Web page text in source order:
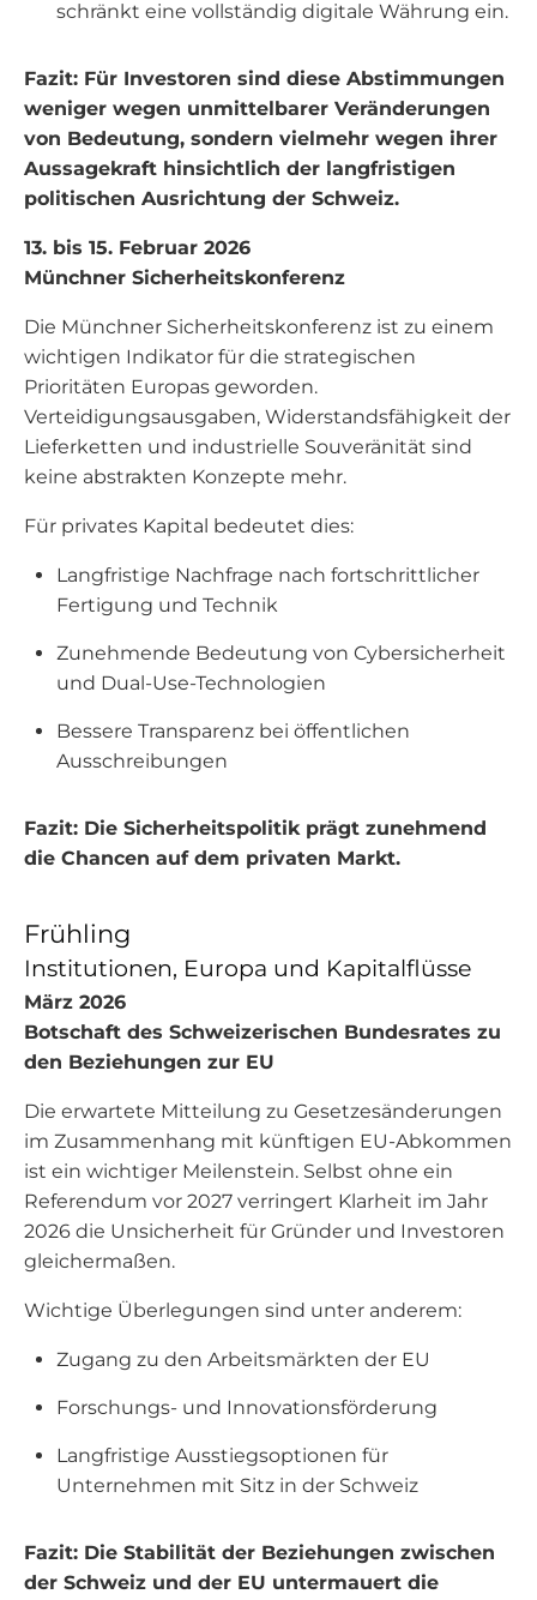
schränkt eine vollständig digitale Währung ein.
Fazit: Für Investoren sind diese Abstimmungen
weniger wegen unmittelbarer Veränderungen
von Bedeutung, sondern vielmehr wegen ihrer
Aussagekraft hinsichtlich der langfristigen
politischen Ausrichtung der Schweiz.
13. bis 15. Februar 2026
Münchner Sicherheitskonferenz
Die Münchner Sicherheitskonferenz ist zu einem
wichtigen Indikator für die strategischen
Prioritäten Europas geworden.
Verteidigungsausgaben, Widerstandsfähigkeit der
Lieferketten und industrielle Souveränität sind
keine abstrakten Konzepte mehr.
Für privates Kapital bedeutet dies:
Langfristige Nachfrage nach fortschrittlicher
Fertigung und Technik
Zunehmende Bedeutung von Cybersicherheit
und Dual-Use-Technologien
Bessere Transparenz bei öffentlichen
Ausschreibungen
Fazit: Die Sicherheitspolitik prägt zunehmend
die Chancen auf dem privaten Markt.
Frühling
Institutionen, Europa und Kapitalflüsse
März 2026
Botschaft des Schweizerischen Bundesrates zu
den Beziehungen zur EU
Die erwartete Mitteilung zu Gesetzesänderungen
im Zusammenhang mit künftigen EU-Abkommen
ist ein wichtiger Meilenstein. Selbst ohne ein
Referendum vor 2027 verringert Klarheit im Jahr
2026 die Unsicherheit für Gründer und Investoren
gleichermaßen.
Wichtige Überlegungen sind unter anderem:
Zugang zu den Arbeitsmärkten der EU
Forschungs- und Innovationsförderung
Langfristige Ausstiegsoptionen für
Unternehmen mit Sitz in der Schweiz
Fazit: Die Stabilität der Beziehungen zwischen
der Schweiz und der EU untermauert die